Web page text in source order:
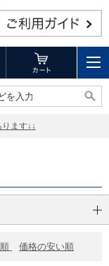
を入力
を入力
ます↓↓
価格の安い順